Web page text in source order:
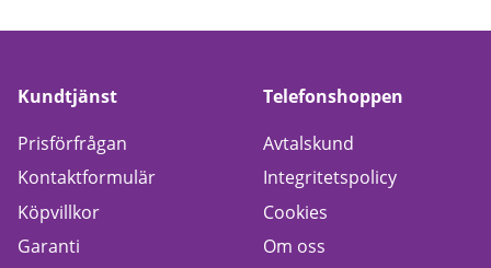
Kundtjänst
Prisförfrågan
Kontaktformulär
Köpvillkor
Garanti
Telefonshoppen
Avtalskund
Integritetspolicy
Cookies
Om oss